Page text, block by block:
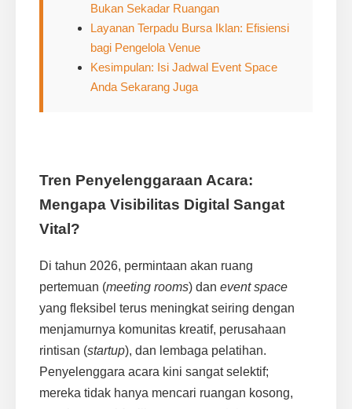
Bukan Sekadar Ruangan
Layanan Terpadu Bursa Iklan: Efisiensi
bagi Pengelola Venue
Kesimpulan: Isi Jadwal Event Space
Anda Sekarang Juga
Tren Penyelenggaraan Acara:
Mengapa Visibilitas Digital Sangat
Vital?
Di tahun 2026, permintaan akan ruang
pertemuan (meeting rooms) dan event space
yang fleksibel terus meningkat seiring dengan
menjamurnya komunitas kreatif, perusahaan
rintisan (startup), dan lembaga pelatihan.
Penyelenggara acara kini sangat selektif;
mereka tidak hanya mencari ruangan kosong,